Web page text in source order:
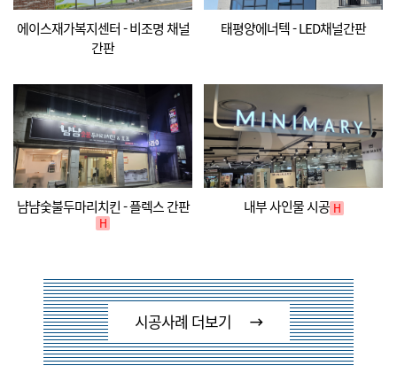
에이스재가복지센터 - 비조명 채널
간판
태평양에너텍 - LED채널간판
냠냠숯불두마리치킨 - 플렉스 간판
H
내부 사인물 시공 H
시공사례 더보기